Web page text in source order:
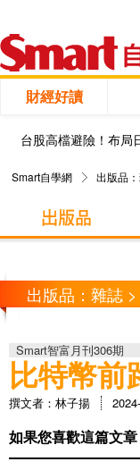
財經好讀
台股高檔避險！布局
Smart自學網 出版品
出版品：雜誌
Smart智富月刊306期
比特幣前
撰文者：林子揚
如果您喜歡這篇文章